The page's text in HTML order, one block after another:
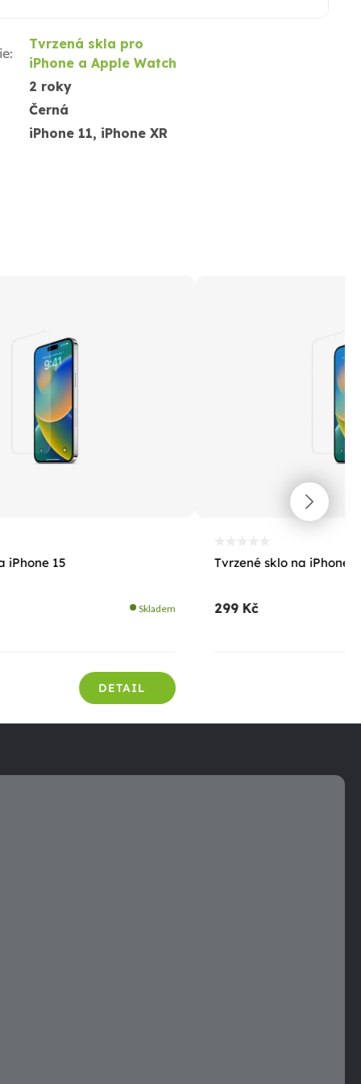
:
Tvrzená skla pro
iPhone a Apple Watch
2 roky
Černá
iPhone 11, iPhone XR
iPhone 15
Skladem
DETAIL
Tvrzené sklo na iPhone
299 Kč